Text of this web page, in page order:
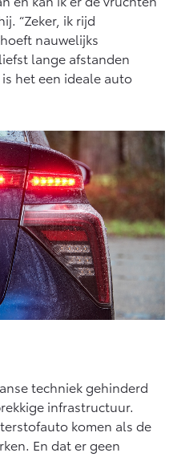
“Zeker, ik rijd
nauwelijks
lange afstanden
het een ideale auto
techniek gehinderd
infrastructuur.
komen als de
En dat er geen